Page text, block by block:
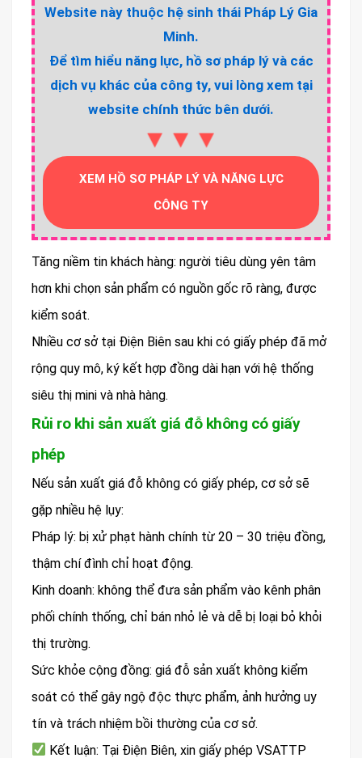
Website này thuộc hệ sinh thái Pháp Lý Gia
Minh.
Để tìm hiểu năng lực, hồ sơ pháp lý và các
dịch vụ khác của công ty, vui lòng xem tại
website chính thức bên dưới.
▼▼▼
XEM HỒ SƠ PHÁP LÝ VÀ NĂNG LỰC
CÔNG TY
Tăng niềm tin khách hàng: người tiêu dùng yên tâm
hơn khi chọn sản phẩm có nguồn gốc rõ ràng, được
kiểm soát.
Nhiều cơ sở tại Điện Biên sau khi có giấy phép đã mở
rộng quy mô, ký kết hợp đồng dài hạn với hệ thống
siêu thị mini và nhà hàng.
Rủi ro khi sản xuất giá đỗ không có giấy
phép
Nếu sản xuất giá đỗ không có giấy phép, cơ sở sẽ
gặp nhiều hệ lụy:
Pháp lý: bị xử phạt hành chính từ 20 – 30 triệu đồng,
thậm chí đình chỉ hoạt động.
Kinh doanh: không thể đưa sản phẩm vào kênh phân
phối chính thống, chỉ bán nhỏ lẻ và dễ bị loại bỏ khỏi
thị trường.
Sức khỏe cộng đồng: giá đỗ sản xuất không kiểm
soát có thể gây ngộ độc thực phẩm, ảnh hưởng uy
tín và trách nhiệm bồi thường của cơ sở.
Kết luận: Tại Điện Biên, xin giấy phép VSATTP